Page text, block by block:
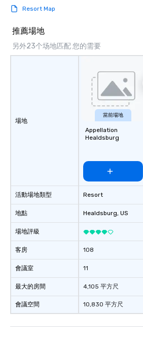
Resort Map
推薦場地
另外23个场地匹配 您的需要
場地
活動場地類型
地點
場地評級
客房
會議室
最大的房間
會議空間
當前場地
Appellation
Healdsburg
Resort
Healdsburg, US
108
11
4,105 平方尺
10,830 平方尺